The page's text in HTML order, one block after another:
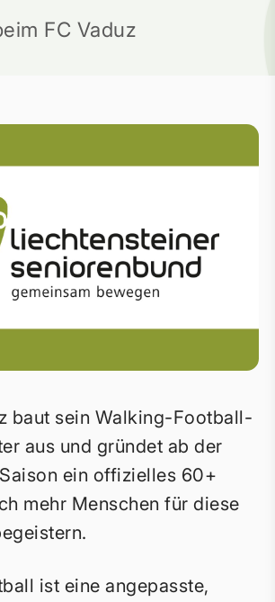
FC Vaduz
baut sein Walking-Football-
aus und gründet ab der
ein offizielles 60+
mehr Menschen für diese
ist eine angepasste,